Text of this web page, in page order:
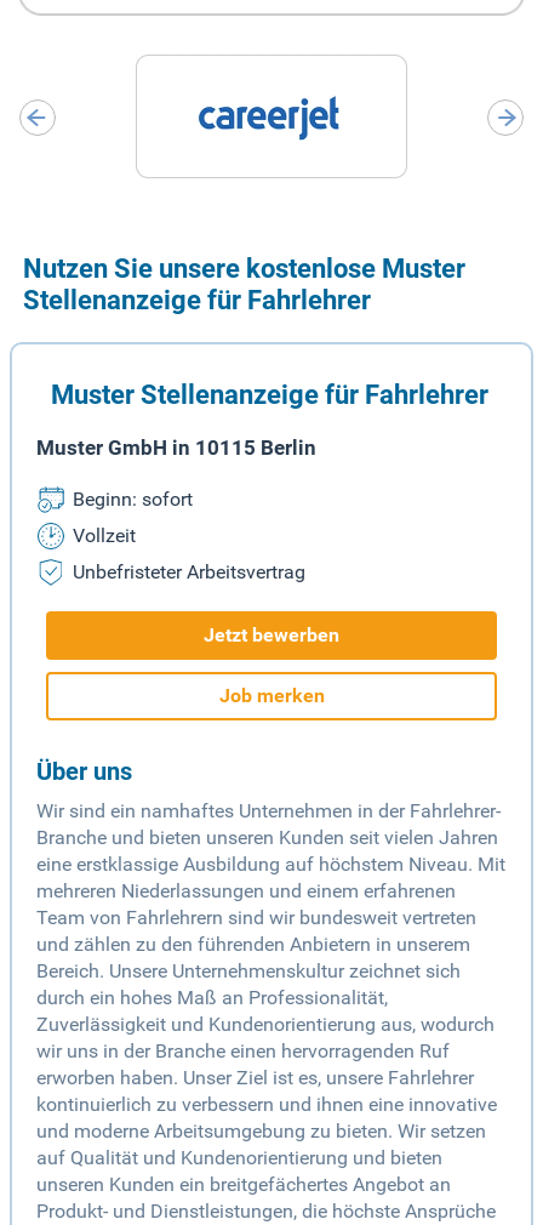
Nutzen Sie unsere kostenlose Muster
Stellenanzeige für Fahrlehrer
Muster Stellenanzeige für Fahrlehrer
Muster GmbH in 10115 Berlin
Beginn: sofort
Vollzeit
Unbefristeter Arbeitsvertrag
Jetzt bewerben
Job merken
Über uns
Wir sind ein namhaftes Unternehmen in der Fahrlehrer-
Branche und bieten unseren Kunden seit vielen Jahren
eine erstklassige Ausbildung auf höchstem Niveau. Mit
mehreren Niederlassungen und einem erfahrenen
Team von Fahrlehrern sind wir bundesweit vertreten
und zählen zu den führenden Anbietern in unserem
Bereich. Unsere Unternehmenskultur zeichnet sich
durch ein hohes Maß an Professionalität,
Zuverlässigkeit und Kundenorientierung aus, wodurch
wir uns in der Branche einen hervorragenden Ruf
erworben haben. Unser Ziel ist es, unsere Fahrlehrer
kontinuierlich zu verbessern und ihnen eine innovative
und moderne Arbeitsumgebung zu bieten. Wir setzen
auf Qualität und Kundenorientierung und bieten
unseren Kunden ein breitgefächertes Angebot an
Produkt- und Dienstleistungen, die höchste Ansprüche